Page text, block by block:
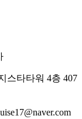
스타타워 4층 407